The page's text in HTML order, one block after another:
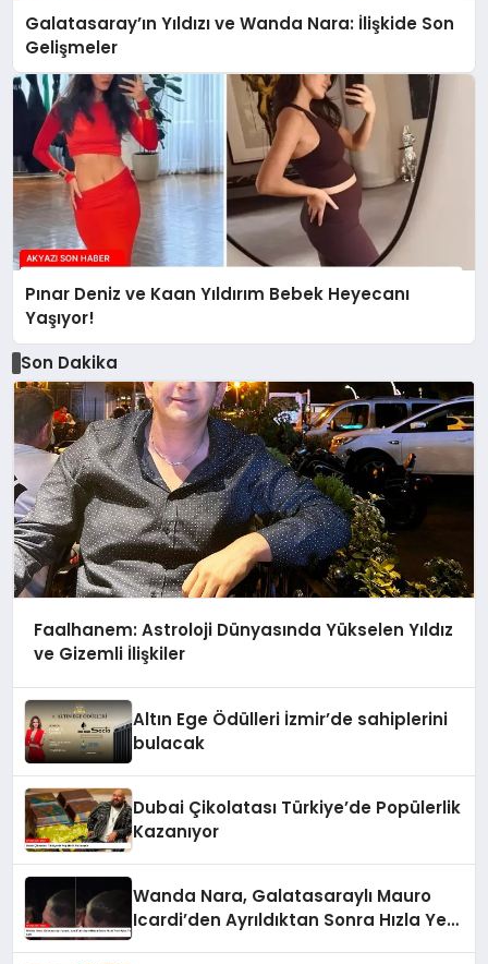
Galatasaray’ın Yıldızı ve Wanda Nara: İlişkide Son
Gelişmeler
Pınar Deniz ve Kaan Yıldırım Bebek Heyecanı
Yaşıyor!
Son Dakika
Faalhanem: Astroloji Dünyasında Yükselen Yıldız
ve Gizemli İlişkiler
Altın Ege Ödülleri İzmir’de sahiplerini
bulacak
Dubai Çikolatası Türkiye’de Popülerlik
Kazanıyor
Wanda Nara, Galatasaraylı Mauro
Icardi’den Ayrıldıktan Sonra Hızla Yeni